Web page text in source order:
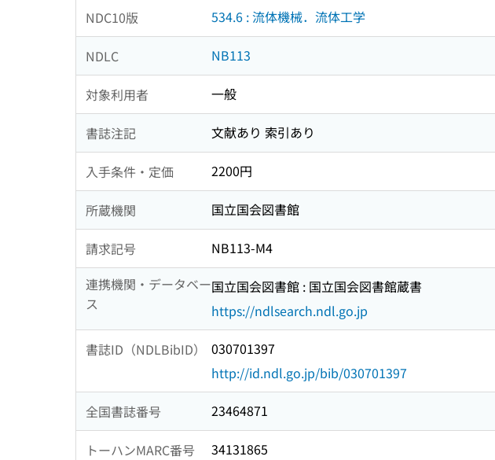
NDC10版 534.6 : 流体機械．流体工学
NDLC NB113
対象利用者 一般
書誌注記 文献あり 索引あり
入手条件・定価 2200円
所蔵機関 国立国会図書館
請求記号
NB113-M4
連携機関・データベー
ス
国立国会図書館 : 国立国会図書館蔵書
https://ndlsearch.ndl.go.jp
書誌ID（NDLBibID）
030701397
http://id.ndl.go.jp/bib/030701397
全国書誌番号 23464871
トーハンMARC番号 34131865